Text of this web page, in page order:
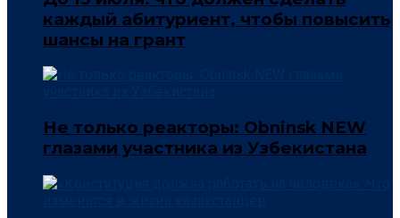
каждый абитуриент, чтобы повысить
шансы на грант
Не только реакторы: Obninsk NEW
глазами участника из Узбекистана